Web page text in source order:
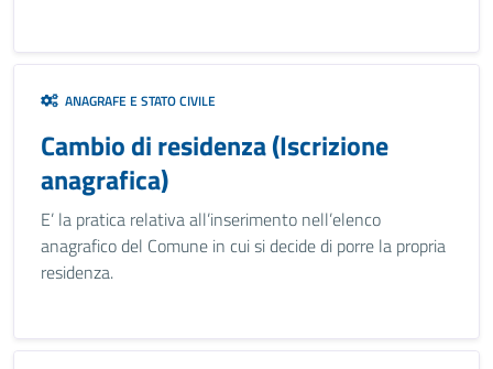
ANAGRAFE E STATO CIVILE
Cambio di residenza (Iscrizione
anagrafica)
E’ la pratica relativa all’inserimento nell’elenco
anagrafico del Comune in cui si decide di porre la propria
residenza.